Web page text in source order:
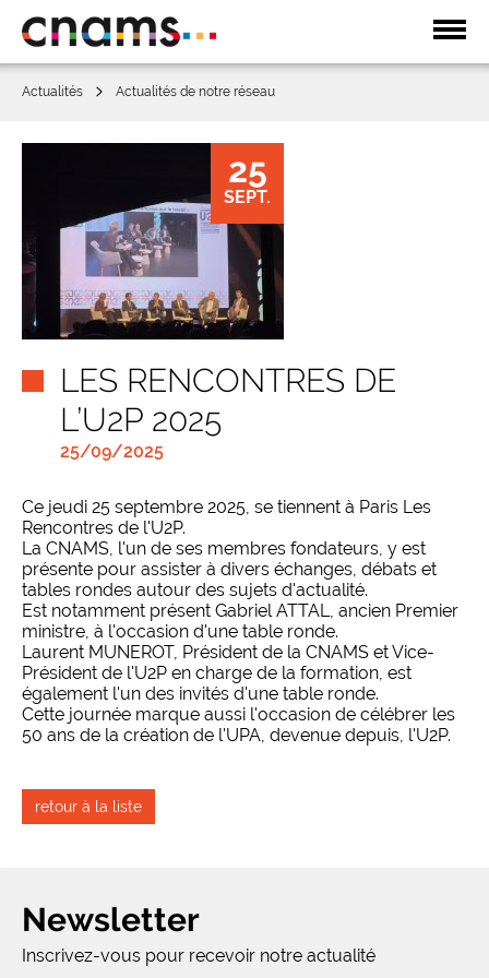
Actualités Actualités de notre réseau
25
SEPT.
LES RENCONTRES DE
L’U2P 2025
25/09/2025
Ce jeudi 25 septembre 2025, se tiennent à Paris Les
Rencontres de l'U2P.
La CNAMS, l'un de ses membres fondateurs, y est
présente pour assister à divers échanges, débats et
tables rondes autour des sujets d'actualité.
Est notamment présent Gabriel ATTAL, ancien Premier
ministre, à l'occasion d'une table ronde.
Laurent MUNEROT, Président de la CNAMS et Vice-
Président de l'U2P en charge de la formation, est
également l'un des invités d'une table ronde.
Cette journée marque aussi l'occasion de célébrer les
50 ans de la création de l'UPA, devenue depuis, l'U2P.
retour à la liste
Newsletter
Inscrivez-vous pour recevoir notre actualité